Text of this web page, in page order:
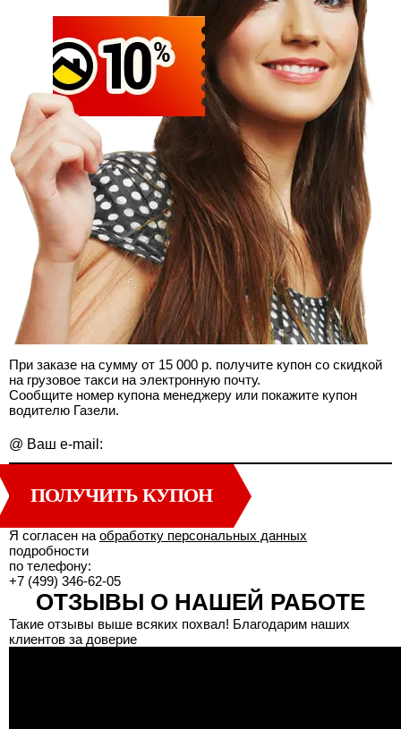
При заказе на сумму от 15 000 р. получите купон со скидкой
на грузовое такси на электронную почту.
Сообщите номер купона менеджеру или покажите купон
водителю Газели.
@ Ваш e-mail:
ПОЛУЧИТЬ КУПОН
Я согласен на обработку персональных данных
подробности
по телефону:
+7 (499) 346-62-05
ОТЗЫВЫ О НАШЕЙ РАБОТЕ
Такие отзывы выше всяких похвал! Благодарим наших
клиентов за доверие